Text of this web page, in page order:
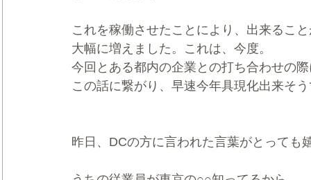
これを稼働させたことにより、出来るこ
大幅に増えました。これは、今度。
今回とある都内の企業との打ち合わせの
この話に繋がり、早速今年具現化出来そ
昨日、DCの方に言われた言葉がとっても